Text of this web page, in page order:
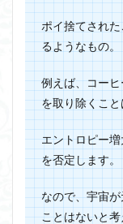
ポイ捨てされ
るようなもの。
例えば、コー
を取り除くこ
エントロピー
を否定します。
なので、宇宙
ことはないと